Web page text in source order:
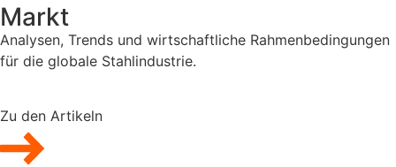
Markt
Analysen, Trends und wirtschaftliche Rahmenbedingungen
für die globale Stahlindustrie.
Zu den Artikeln